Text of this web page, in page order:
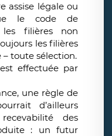
assise légale ou
le code de
les filières non
les filières
– toute sélection.
effectuée par
une règle de
d’ailleurs
des
: un futur